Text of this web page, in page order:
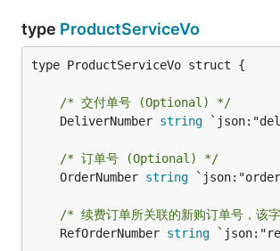
type ProductServiceVo
type ProductServiceVo struct {
/* 交付单号 (Optional) */
	DeliverNumber
string
/* 订单号 (Optional) */
	OrderNumber
string
/* 续费订单所关联的新购订单号，
	RefOrderNumber
string